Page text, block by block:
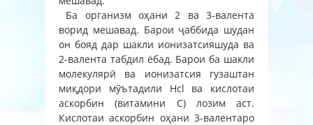
Ба организм оҳани 2 ва 3-валента
ворид мешавад. Барои ҷаббида шудан
он бояд дар шакли ионизатсияшуда ва
2-валента табдил ёбад. Барои ба шакли
молекулярӣ ва ионизатсия гузаштан
миқдори мӯътадили Нсl ва кислотаи
аскорбин (витамини С) лозим аст.
Кислотаи аскорбин оҳани 3-валентаро